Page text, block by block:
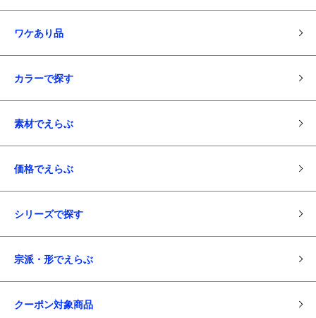
ワケあり品
カラーで探す
素材でえらぶ
価格でえらぶ
シリーズで探す
宗派・形でえらぶ
クーポン対象商品